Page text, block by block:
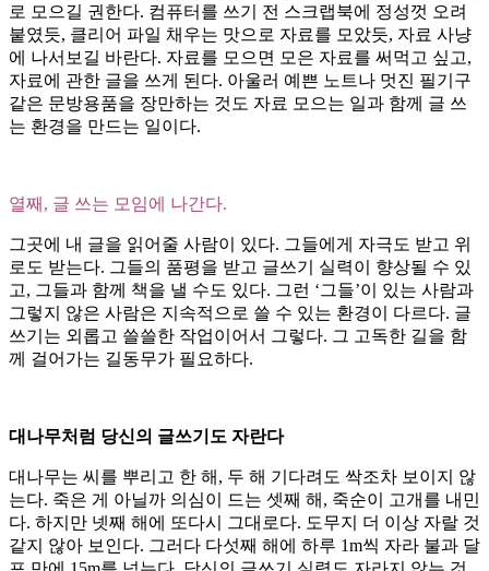
로 모으길 권한다. 컴퓨터를 쓰기 전 스크랩북에 정성껏 오려
붙였듯, 클리어 파일 채우는 맛으로 자료를 모았듯, 자료 사냥
에 나서보길 바란다. 자료를 모으면 모은 자료를 써먹고 싶고,
자료에 관한 글을 쓰게 된다. 아울러 예쁜 노트나 멋진 필기구
같은 문방용품을 장만하는 것도 자료 모으는 일과 함께 글 쓰
는 환경을 만드는 일이다.
열째, 글 쓰는 모임에 나간다.
그곳에 내 글을 읽어줄 사람이 있다. 그들에게 자극도 받고 위
로도 받는다. 그들의 품평을 받고 글쓰기 실력이 향상될 수 있
고, 그들과 함께 책을 낼 수도 있다. 그런 ‘그들’이 있는 사람과
그렇지 않은 사람은 지속적으로 쓸 수 있는 환경이 다르다. 글
쓰기는 외롭고 쓸쓸한 작업이어서 그렇다. 그 고독한 길을 함
께 걸어가는 길동무가 필요하다.
대나무처럼 당신의 글쓰기도 자란다
대나무는 씨를 뿌리고 한 해, 두 해 기다려도 싹조차 보이지 않
는다. 죽은 게 아닐까 의심이 드는 셋째 해, 죽순이 고개를 내민
다. 하지만 넷째 해에 또다시 그대로다. 도무지 더 이상 자랄 것
같지 않아 보인다. 그러다 다섯째 해에 하루 1m씩 자라 불과 달